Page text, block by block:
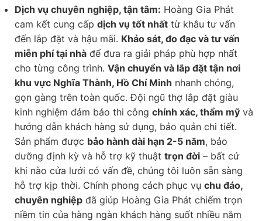
Dịch vụ chuyên nghiệp, tận tâm: Hoàng Gia Phát
cam kết cung cấp dịch vụ tốt nhất từ khâu tư vấn
đến lắp đặt và hậu mãi. Khảo sát, đo đạc và tư vấn
miễn phí tại nhà để đưa ra giải pháp phù hợp nhất
cho từng công trình. Vận chuyển và lắp đặt tận nơi
khu vực Nghĩa Thành, Hồ Chí Minh nhanh chóng,
gọn gàng trên toàn quốc. Đội ngũ thợ lắp đặt giàu
kinh nghiệm đảm bảo thi công chính xác, thẩm mỹ và
hướng dẫn khách hàng sử dụng, bảo quản chi tiết.
Sản phẩm được bảo hành dài hạn 2-5 năm, bảo
dưỡng định kỳ và hỗ trợ kỹ thuật trọn đời – bất cứ
khi nào cửa lưới có vấn đề, chúng tôi luôn sẵn sàng
hỗ trợ kịp thời. Chính phong cách phục vụ chu đáo,
chuyên nghiệp đã giúp Hoàng Gia Phát chiếm trọn
niềm tin của hàng ngàn khách hàng suốt nhiều năm